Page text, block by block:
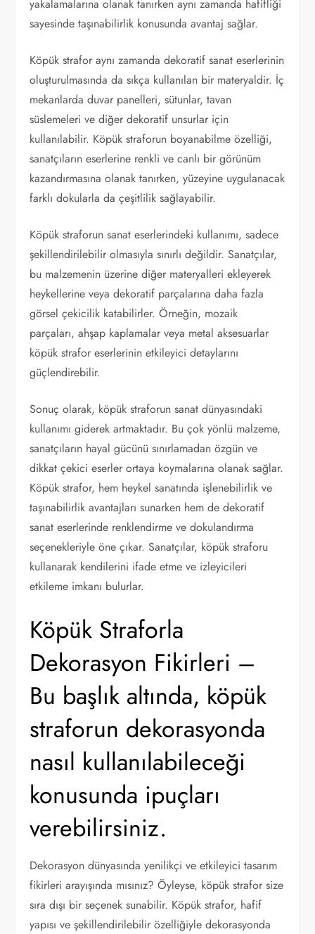
yakalamalarına olanak tanırken aynı zamanda hafifliği
sayesinde taşınabilirlik konusunda avantaj sağlar.
Köpük strafor aynı zamanda dekoratif sanat eserlerinin
oluşturulmasında da sıkça kullanılan bir materyaldir. İç
mekanlarda duvar panelleri, sütunlar, tavan
süslemeleri ve diğer dekoratif unsurlar için
kullanılabilir. Köpük straforun boyanabilme özelliği,
sanatçıların eserlerine renkli ve canlı bir görünüm
kazandırmasına olanak tanırken, yüzeyine uygulanacak
farklı dokularla da çeşitlilik sağlayabilir.
Köpük straforun sanat eserlerindeki kullanımı, sadece
şekillendirilebilir olmasıyla sınırlı değildir. Sanatçılar,
bu malzemenin üzerine diğer materyalleri ekleyerek
heykellerine veya dekoratif parçalarına daha fazla
görsel çekicilik katabilirler. Örneğin, mozaik
parçaları, ahşap kaplamalar veya metal aksesuarlar
köpük strafor eserlerinin etkileyici detaylarını
güçlendirebilir.
Sonuç olarak, köpük straforun sanat dünyasındaki
kullanımı giderek artmaktadır. Bu çok yönlü malzeme,
sanatçıların hayal gücünü sınırlamadan özgün ve
dikkat çekici eserler ortaya koymalarına olanak sağlar.
Köpük strafor, hem heykel sanatında işlenebilirlik ve
taşınabilirlik avantajları sunarken hem de dekoratif
sanat eserlerinde renklendirme ve dokulandırma
seçenekleriyle öne çıkar. Sanatçılar, köpük straforu
kullanarak kendilerini ifade etme ve izleyicileri
etkileme imkanı bulurlar.
Köpük Straforla
Dekorasyon Fikirleri –
Bu başlık altında, köpük
straforun dekorasyonda
nasıl kullanılabileceği
konusunda ipuçları
verebilirsiniz.
Dekorasyon dünyasında yenilikçi ve etkileyici tasarım
fikirleri arayışında mısınız? Öyleyse, köpük strafor size
sıra dışı bir seçenek sunabilir. Köpük strafor, hafif
yapısı ve şekillendirilebilir özelliğiyle dekorasyonda